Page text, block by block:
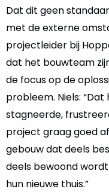
Dat dit geen
met de externe
projectleider bij
dat het bouwteam
de focus op de
probleem. Niels:
stagneerde,
project graag goed
gebouw dat deels
deels bewoond
hun nieuwe thuis.”